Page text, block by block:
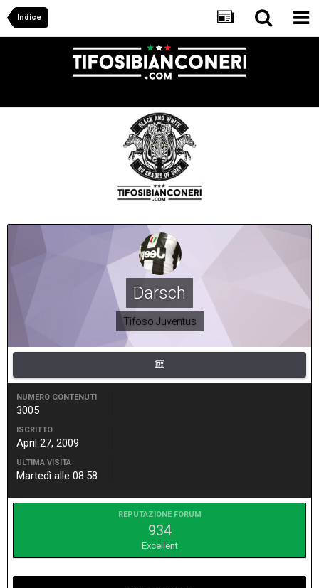
Indice
Darsch
Tifoso Juventus
NUMERO CONTENUTI
3005
ISCRITTO
April 27, 2009
ULTIMA VISITA
Martedì alle 08:58
REPUTAZIONE FORUM
934
Excellent